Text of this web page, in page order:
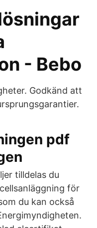
- Bebo
Godkänd att
pdf
tilldelas du
för
du kan också